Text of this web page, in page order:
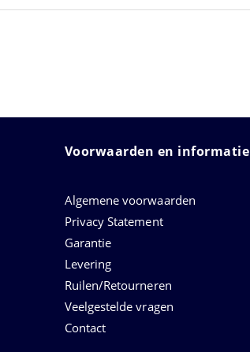
Voorwaarden en informatie
Algemene voorwaarden
Privacy Statement
Garantie
Levering
Ruilen/Retourneren
Veelgestelde vragen
Contact